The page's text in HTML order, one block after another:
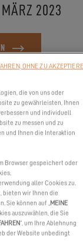
2023
die von uns oder
zu gewährleisten, Ihnen
und individuell
zu messen und zu
und Ihnen die Interaktion
Browser gespeichert oder
aller Cookies zu.
bieten wir Ihnen die
Sie können auf „MEINE
auszuwählen, die Sie
“, um Ihre Ablehnung
der Website unbedingt
OHNE ZU